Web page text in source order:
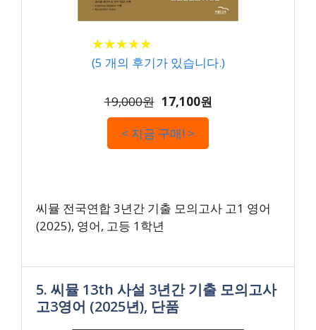
★★★★★
★★★★★
(5 개의 후기가 있습니다.)
19,000원 17,100원
< 지금 구매! >
씨뮬 전국연합 3년간 기출 모의고사 고1 영어
(2025), 영어, 고등 1학년
5. 씨뮬 13th 사설 3년간 기출 모의고사
고3영어 (2025년), 단품